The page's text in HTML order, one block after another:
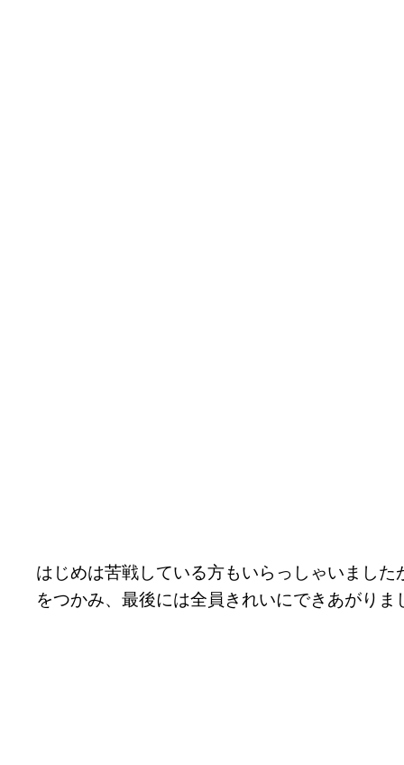
はじめは苦戦している方もいらっしゃいました
をつかみ、最後には全員きれいにできあがりま